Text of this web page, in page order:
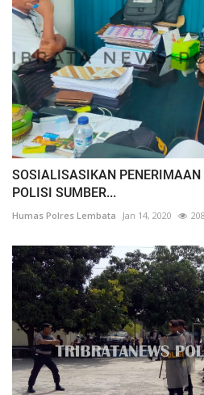
SOSIALISASIKAN PENERIMAAN
POLISI SUMBER...
Humas Polres Lembata Jan 14, 2020